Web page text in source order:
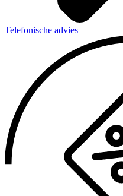
Telefonische advies